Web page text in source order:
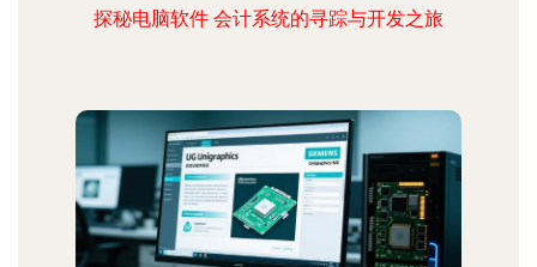
探秘电脑软件 会计系统的寻踪与开发之旅